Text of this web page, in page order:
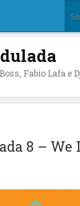
Fabio Lafa e
8 – We